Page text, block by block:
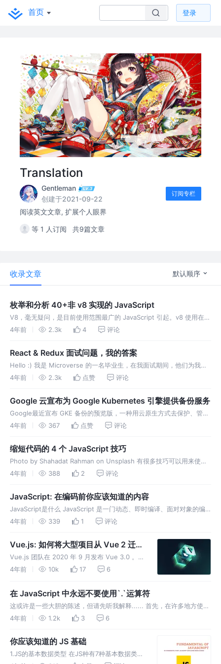
首页 登录
Translation
Gentleman
创建于2021-09-22
订阅专栏
阅读英文文章, 扩展个人眼界
等 1 人订阅 共9篇文章
收录文章 默认顺序
枚举和分析 40+非 v8 实现的 JavaScript
V8，毫无疑问，是目前使用范围最广的 JavaScript 引起。v8 使用在
Chrome（和Chrome的插件）、Microsoft Edge、Node.js 等等...
4年前 2.3k 4 评论
React & Redux 面试问题，我的答案
Hello :) 我是 Microverse 的一名毕业生，在我面试期间，他们为我提
供了一份面试问题的电子表格供我练习。 我将分享其中一些问题并由自
4年前 2.3k 点赞 评论
Google 云宣布为 Google Kubernetes 引擎提供备份服务
Google最近宣布 GKE 备份的预览版，一种用云原生方式去保护、管理
和恢复容器化应用程序和运行在 Kubernetes 上的数据。 使用新服务
4年前 367 点赞 评论
缩短代码的 4 个 JavaScript 技巧
Photo by Shahadat Rahman on Unsplash 有很多技巧可以用来使
javascript 代码更短，更简单。我将分享四个这样的技巧，它们在编码
4年前 388 2 评论
JavaScript: 在编码前你应该知道的内容
JavaScript是什么 JavaScript 是一门动态、即时编译、面对对象的编
程语言。JavaScript 的语法实现参考 C 和 Java。Brendan Eich，一名
4年前 339 1 评论
Vue.js: 如何将大型项目从 Vue 2 迁移
到 Vue 3
Vue.js 团队在 2020 年 9 月发布 Vue 3.0 。这
个全新的版本带来了许多新的特性、优化，同时
Vue.js 团队发布了 Vue 3.1
4年前 10k 17 6
在 JavaScript 中永远不要使用`.`运算符
这或许是一些大胆的陈述，但请先听我解释...... 首先，在许多地方使用
点运算符(.)都是非常完美的。知道哪里使用、为何使用点运算符，才是
4年前 1.2k 3 6
你应该知道的 JS 基础
1.JS的基本数据类型 在JS种有7种基本数据类